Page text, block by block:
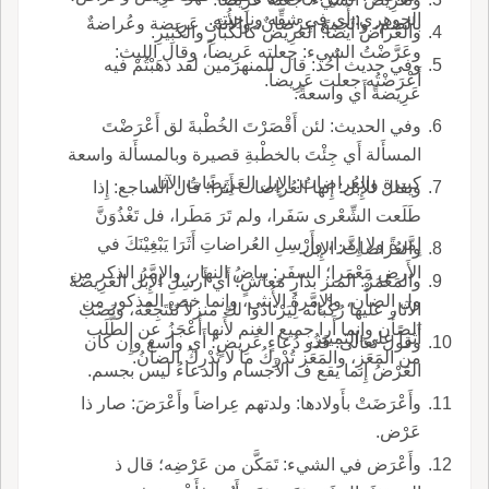
الجوهري: أَي في شِقِّه وناحِيتِه.
بالضم، والجمع عِرْضانٌ، والأُنثى عَرِيضة وعُراضةٌ
وعَرَّضْتُ الشيء: جعلته عَرِيضاً، وقال الليث:
أَعْرَضْتُه جعلت عَرِيضاً.
والعُراضُ أَيضاً: العَرِيض كالكُبارِ والكَبِيرِ.
وفي حديث أُحُد: قال للمنهزمين لقد ذَهَبْتُمْ فيه
عَرِيضةً أَي واسعةً.
وفي الحديث: لئن أَقْصَرْتَ الخُطْبةَ لق أَعْرَضْتَ
المسأَلة أَي جِئْتَ بالخطْبةِ قصيرة وبالمسأَلة واسعة
كبيرة والعُراضاتُ: الإِبل العَرِيضاتُ الآثار.
ويقال للإِبل: إِنها العُراضات أَثَراً؛ قال الساجع: إِذا
طَلَعت الشِّعْرى سَفَرا، ولم تَرَ مَطَرا، فل تَغْذُوَنَّ
إِمَّرةً ولا إِمَّرا، وأَرْسِلِ العُراضاتِ أَثَرَا يَبْغِيْنَكَ في
الأَرضِ مَعْمَرا؛ السفَر: بياضُ النهار، والإِمَّرُ الذكر من
ول الضأْن، والإِمَّرةُ الأُنثى، وإِنما خص المذكور من
الضأْن وإِنما أَرا جميع الغنم لأَنها أَعْجَزُ عن الطَّلَب
من المَعَزِ، والمَعَز تُدْرِكُ ما لا تُدْرِكُ الضأْنُ.
والعُراضاتُ: الإِبل.
والمَعْمَرُ: المنز بدارِ مَعاشٍ؛ أَي أَرسِلِ الإِبل العَرِيضةَ
الآثار عليها رُكْبانُه لِيَرْتادُوا لك منزلاً تَنْتَجِعُه، ونَصَبَ
أَثراً على التمييز.
وقول تعالى: فَذُو دُعاءٍ عَرِيضٍ؛ أَي واسع وإِن كان
العَرْضُ إِنما يقع ف الأَجسام والدعاءُ ليس بجسم.
وأَعْرَضَتْ بأَولادها: ولدتهم عِراضاً وأَعْرَضَ: صار ذا
عَرْض.
وأَعْرَض في الشيء: تَمَكَّن من عَرْضِه؛ قال ذ